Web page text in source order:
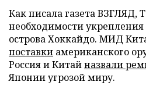
Как писала газета ВЗГЛЯД,
необходимости укрепления
острова Хоккайдо. МИД
поставки американского
Россия и Китайназвали
Японии угрозой миру.